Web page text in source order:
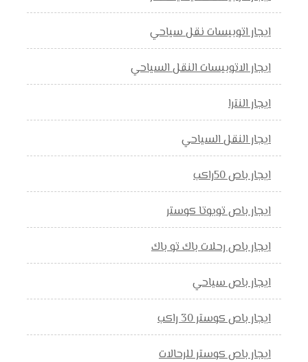
ايجار اتوبيسات نقل سياحي
ايجار الاتوبيسات النقل السياحي
ايجار النترا
ايجار النقل السياحي
ايجار باص 50راكب
ايجار باص تويوتا كوستر
ايجار باص رحلات باك تو باك
ايجار باص سياحي
ايجار باص كوستر 30 راكب
ايجار باص كوستر للرحالات